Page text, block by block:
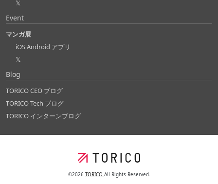
𝕏
Event
マンガ展
iOS Android アプリ
𝕏
Blog
TORICO CEO ブログ
TORICO Tech ブログ
TORICO インターンブログ
©2026 TORICO All Rights Reserved.